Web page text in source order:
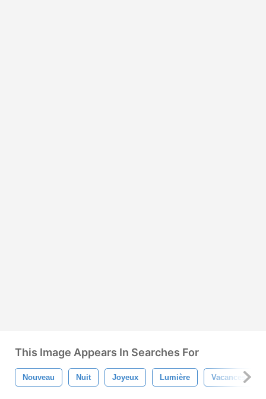
This Image Appears In Searches For
Nouveau Nuit Joyeux Lumière Vacances